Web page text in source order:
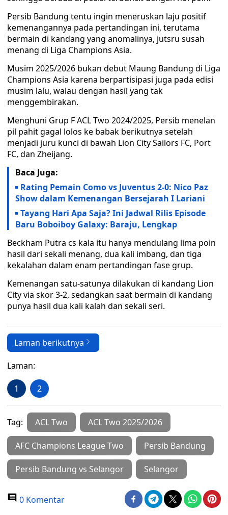
Persib Bandung tentu ingin meneruskan laju positif
kemenangannya pada pertandingan ini, terutama
bermain di kandang yang anomalinya, jutsru susah
menang di Liga Champions Asia.
Musim 2025/2026 bukan debut Maung Bandung di Liga
Champions Asia karena berpartisipasi juga pada edisi
musim lalu, walau dengan hasil yang tak
menggembirakan.
Menghuni Grup F ACL Two 2024/2025, Persib menelan
pil pahit gagal lolos ke babak berikutnya setelah
menjadi juru kunci di bawah Lion City Sailors FC, Port
FC, dan Zheijang.
Baca Juga:
Rating Pemain Como vs Juventus 2-0: Nico Paz
Show dalam Kemenangan Bersejarah I Lariani
Tayang Hari Apa Saja? Ini Jadwal Rilis Episode
Baru Boboiboy Galaxy: Baraju, Lengkap
Beckham Putra cs kala itu hanya mendulang lima poin
hasil dari sekali menang, dua kali imbang, dan tiga
kekalahan dalam enam pertandingan fase grup.
Kemenangan satu-satunya dilakukan di kandang Lion
City via skor 3-2, sedangkan saat bermain di kandang
punya hasil dua kali kalah dan sekali seri.
Laman berikutnya
Laman:
1 2
Tag: ACL Two ACL Two 2025/2026
AFC Champions League Two Persib Bandung
Persib Bandung vs Selangor Selangor
0 Komentar